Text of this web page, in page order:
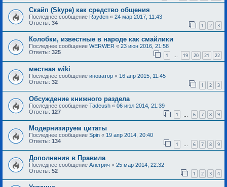
Скайп (Skype) как средство общения
Последнее сообщение Rayden « 24 мар 2017, 11:43
Ответы: 34 1 2 3
Колобки, известные в народе как смайлики
Последнее сообщение WERWER « 23 июн 2016, 21:58
Ответы: 325 1 … 19 20 21 22
местная wiki
Последнее сообщение иноватор « 16 апр 2015, 11:45
Ответы: 32 1 2 3
Обсуждение книжного раздела
Последнее сообщение Tadeush « 06 июл 2014, 21:39
Ответы: 127 1 6 7 8 9
Модернизируем цитаты
Последнее сообщение Spin « 19 апр 2014, 20:40
Ответы: 134 1 … 6 7 8 9
Дополнения в Правила
Последнее сообщение Алегрич « 25 мар 2014, 22:32
Ответы: 52 1 2 3 4